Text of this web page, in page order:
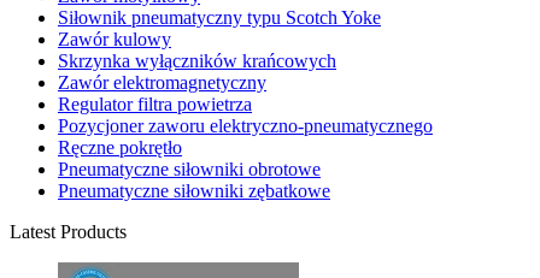
Siłownik pneumatyczny typu Scotch Yoke
Zawór kulowy
Skrzynka wyłączników krańcowych
Zawór elektromagnetyczny
Regulator filtra powietrza
Pozycjoner zaworu elektryczno-pneumatycznego
Ręczne pokrętło
Pneumatyczne siłowniki obrotowe
Pneumatyczne siłowniki zębatkowe
Latest Products